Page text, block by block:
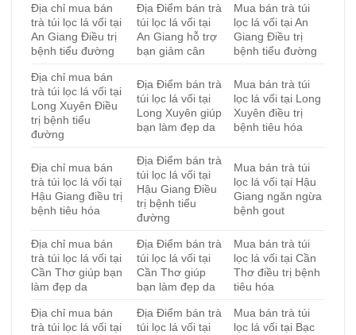
Địa chỉ mua bán
trà túi lọc lá vối tại
An Giang Điều trị
bệnh tiểu đường
Địa Điểm bán trà
túi lọc lá vối tại
An Giang hỗ trợ
bạn giảm cân
Mua bán trà túi
lọc lá vối tại An
Giang Điều trị
bệnh tiểu đường
Địa chỉ mua bán
trà túi lọc lá vối tại
Long Xuyên Điều
trị bệnh tiểu
đường
Địa Điểm bán trà
túi lọc lá vối tại
Long Xuyên giúp
bạn làm đẹp da
Mua bán trà túi
lọc lá vối tại Long
Xuyên điều trị
bệnh tiêu hóa
Địa chỉ mua bán
trà túi lọc lá vối tại
Hậu Giang điều trị
bệnh tiêu hóa
Địa Điểm bán trà
túi lọc lá vối tại
Hậu Giang Điều
trị bệnh tiểu
đường
Mua bán trà túi
lọc lá vối tại Hậu
Giang ngăn ngừa
bệnh gout
Địa chỉ mua bán
trà túi lọc lá vối tại
Cần Thơ giúp bạn
làm đẹp da
Địa Điểm bán trà
túi lọc lá vối tại
Cần Thơ giúp
bạn làm đẹp da
Mua bán trà túi
lọc lá vối tại Cần
Thơ điều trị bệnh
tiêu hóa
Địa chỉ mua bán
trà túi lọc lá vối tại
Địa Điểm bán trà
túi lọc lá vối tại
Mua bán trà túi
lọc lá vối tại Bạc